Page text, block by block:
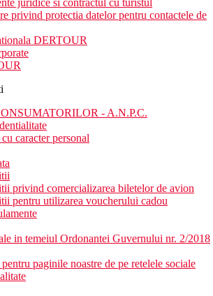
juridice si contractul cu turistul
privind protectia datelor pentru contactele de
DERTOUR
- A.N.P.C.
caracter personal
privind comercializarea biletelor de avion
pentru utilizarea voucherului cadou
in temeiul Ordonantei Guvernului nr. 2/2018
paginile noastre de pe retelele sociale